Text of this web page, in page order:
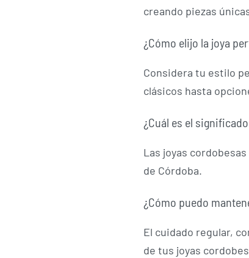
creando piezas
¿Cómo elijo la joya
Considera tu estilo
clásicos hasta
¿Cuál es el
Las joyas
de Córdoba.
¿Cómo puedo
El cuidado regular,
de tus joyas